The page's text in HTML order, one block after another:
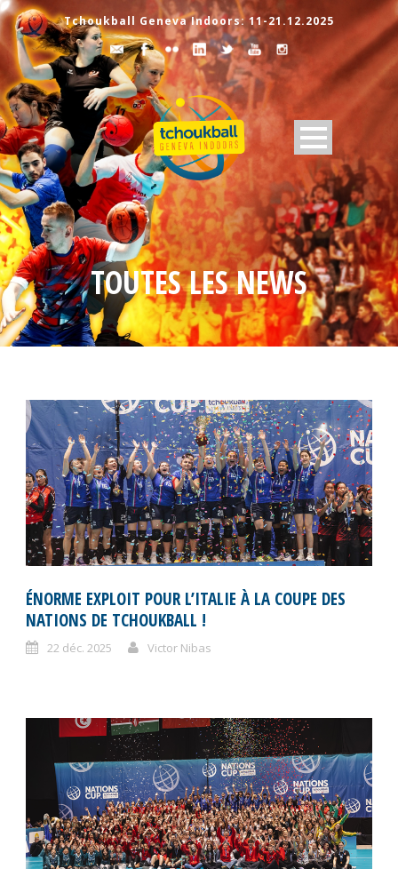
Tchoukball Geneva Indoors: 11-21.12.2025
TOUTES LES NEWS
ÉNORME EXPLOIT POUR L’ITALIE À LA COUPE DES
NATIONS DE TCHOUKBALL !
22 déc. 2025 Victor Nibas